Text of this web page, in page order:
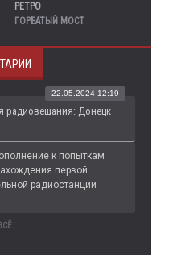
РЕТРО
ГОРБАТЫЙ МОСТ
радиовещания: Донецк
22.05.2024 12:19
к попыткам
первой
радиостанции